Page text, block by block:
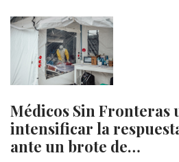
Médicos Sin Fronteras
intensificar la
ante un brote de…